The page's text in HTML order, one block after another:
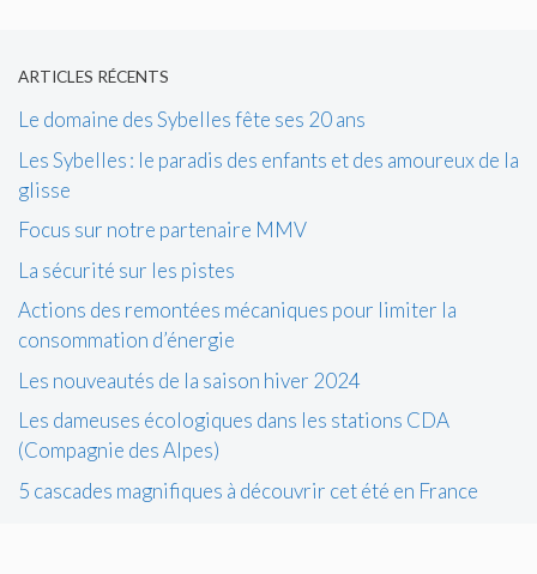
ARTICLES RÉCENTS
Le domaine des Sybelles fête ses 20 ans
Les Sybelles : le paradis des enfants et des amoureux de la
glisse
Focus sur notre partenaire MMV
La sécurité sur les pistes
Actions des remontées mécaniques pour limiter la
consommation d’énergie
Les nouveautés de la saison hiver 2024
Les dameuses écologiques dans les stations CDA
(Compagnie des Alpes)
5 cascades magnifiques à découvrir cet été en France